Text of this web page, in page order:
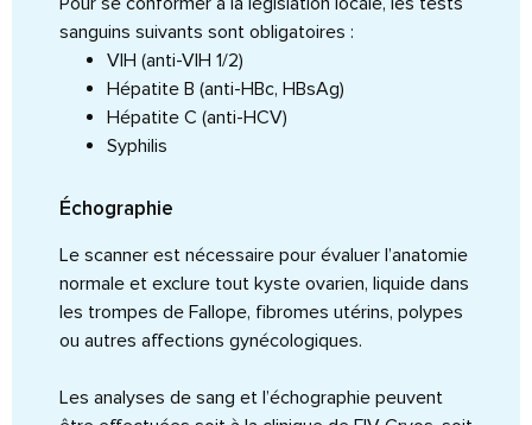
sanguins suivants sont obligatoires :
VIH (anti-VIH 1/2)
Hépatite B (anti-HBc, HBsAg)
Hépatite C (anti-HCV)
Syphilis
Échographie
Le scanner est nécessaire pour évaluer l’anatomie
normale et exclure tout kyste ovarien, liquide dans
les trompes de Fallope, fibromes utérins, polypes
ou autres affections gynécologiques.
Les analyses de sang et l’échographie peuvent